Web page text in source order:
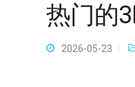
热门的
2026-05-23